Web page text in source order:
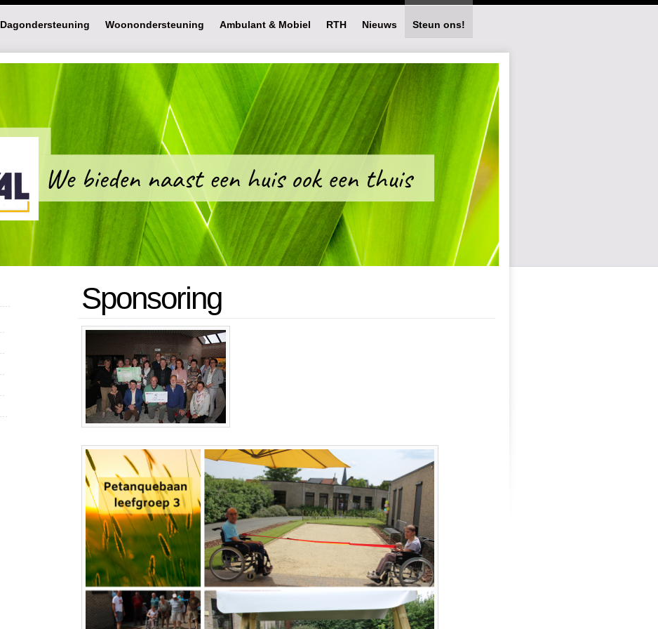
Dagondersteuning Woonondersteuning Ambulant & Mobiel RTH Nieuws Steun ons!
Sponsoring